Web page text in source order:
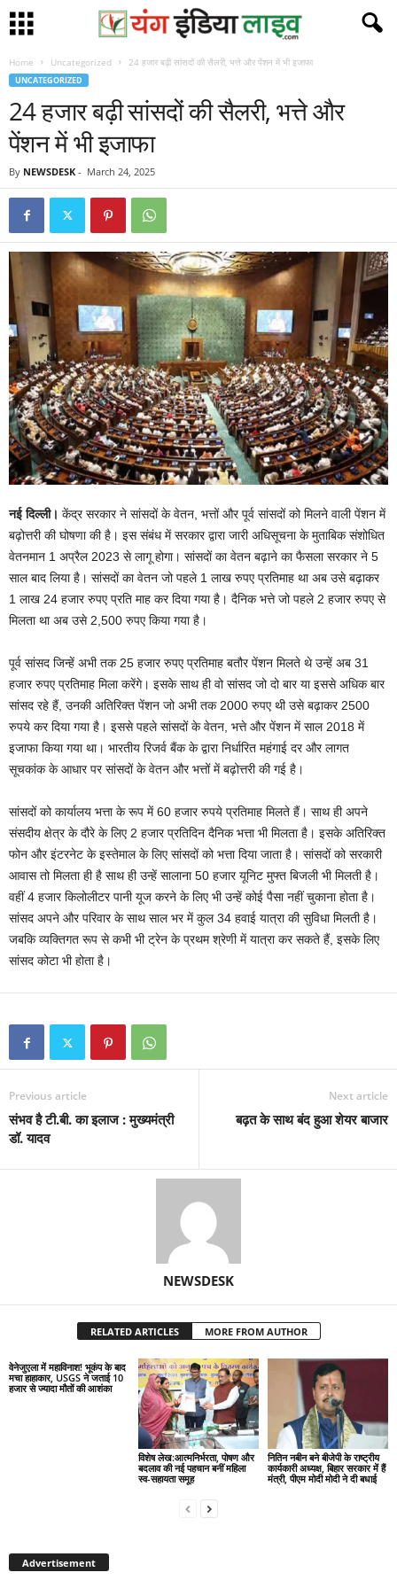
Home Uncategorized 24 हजार बढ़ी सांसदों की सैलरी, भत्ते और पेंशन में भी इजाफा
UNCATEGORIZED
24 हजार बढ़ी सांसदों की सैलरी, भत्ते और
पेंशन में भी इजाफा
By NEWSDESK - March 24, 2025
नई दिल्ली। केंद्र सरकार ने सांसदों के वेतन, भत्तों और पूर्व सांसदों को मिलने वाली पेंशन में
बढ़ोत्तरी की घोषणा की है। इस संबंध में सरकार द्वारा जारी अधिसूचना के मुताबिक संशोधित
वेतनमान 1 अप्रैल 2023 से लागू होगा। सांसदों का वेतन बढ़ाने का फैसला सरकार ने 5
साल बाद लिया है। सांसदों का वेतन जो पहले 1 लाख रुपए प्रतिमाह था अब उसे बढ़ाकर
1 लाख 24 हजार रुपए प्रति माह कर दिया गया है। दैनिक भत्ते जो पहले 2 हजार रुपए से
मिलता था अब उसे 2,500 रुपए किया गया है।
पूर्व सांसद जिन्हें अभी तक 25 हजार रुपए प्रतिमाह बतौर पेंशन मिलते थे उन्हें अब 31
हजार रुपए प्रतिमाह मिला करेंगे। इसके साथ ही वो सांसद जो दो बार या इससे अधिक बार
सांसद रहे हैं, उनकी अतिरिक्त पेंशन जो अभी तक 2000 रुपए थी उसे बढ़ाकर 2500
रुपये कर दिया गया है। इससे पहले सांसदों के वेतन, भत्ते और पेंशन में साल 2018 में
इजाफा किया गया था। भारतीय रिजर्व बैंक के द्वारा निर्धारित महंगाई दर और लागत
सूचकांक के आधार पर सांसदों के वेतन और भत्तों में बढ़ोत्तरी की गई है।
सांसदों को कार्यालय भत्ता के रूप में 60 हजार रुपये प्रतिमाह मिलते हैं। साथ ही अपने
संसदीय क्षेत्र के दौरे के लिए 2 हजार प्रतिदिन दैनिक भत्ता भी मिलता है। इसके अतिरिक्त
फोन और इंटरनेट के इस्तेमाल के लिए सांसदों को भत्ता दिया जाता है। सांसदों को सरकारी
आवास तो मिलता ही है साथ ही उन्हें सालाना 50 हजार यूनिट मुफ्त बिजली भी मिलती है।
वहीं 4 हजार किलोलीटर पानी यूज करने के लिए भी उन्हें कोई पैसा नहीं चुकाना होता है।
सांसद अपने और परिवार के साथ साल भर में कुल 34 हवाई यात्रा की सुविधा मिलती है।
जबकि व्यक्तिगत रूप से कभी भी ट्रेन के प्रथम श्रेणी में यात्रा कर सकते हैं, इसके लिए
सांसद कोटा भी होता है।
Previous article
संभव है टी.बी. का इलाज : मुख्यमंत्री
डॉ. यादव
Next article
बढ़त के साथ बंद हुआ शेयर बाजार
NEWSDESK
RELATED ARTICLES MORE FROM AUTHOR
वेनेजुएला में महाविनाश! भूकंप के बाद
मचा हाहाकार, USGS ने जताई 10
हजार से ज्यादा मौतों की आशंका
विशेष लेख:आत्मनिर्भरता, पोषण और
बदलाव की नई पहचान बनीं महिला
स्व-सहायता समूह
नितिन नबीन बने बीजेपी के राष्ट्रीय
कार्यकारी अध्यक्ष, बिहार सरकार में हैं
मंत्री, पीएम मोदी मोदी ने दी बधाई
Advertisement